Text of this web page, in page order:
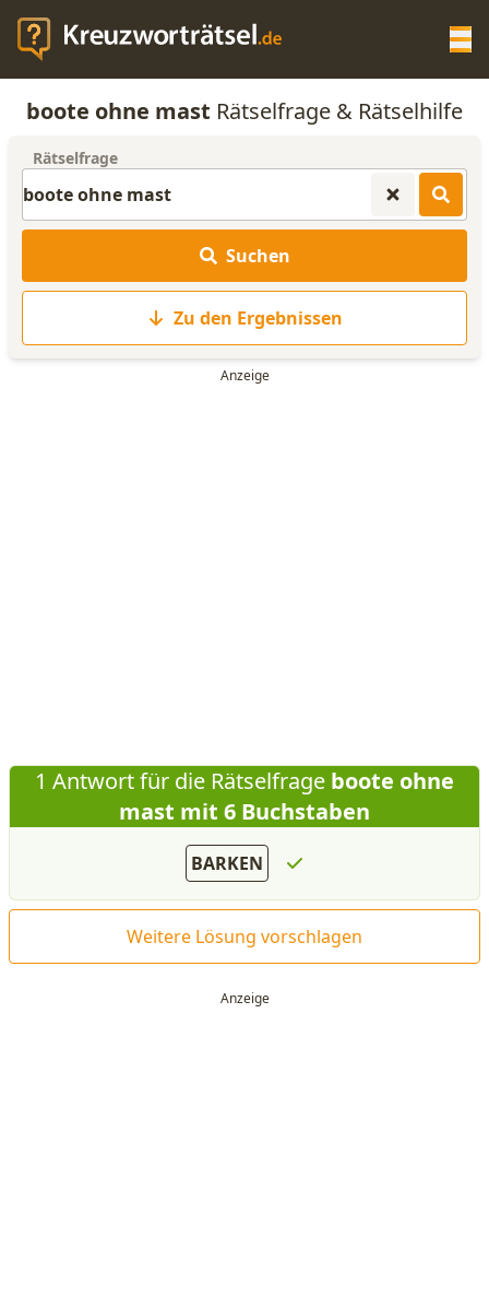
KREUZWORTRÄTSEL-HILFE
ANAGRAMM-GENERATOR
boote ohne mast Rätselfrage & Rätselhilfe
Rätselfrage
Suchen
Zu den Ergebnissen
1 Antwort für die Rätselfrage boote ohne
mast mit 6 Buchstaben
BARKEN
Weitere Lösung vorschlagen